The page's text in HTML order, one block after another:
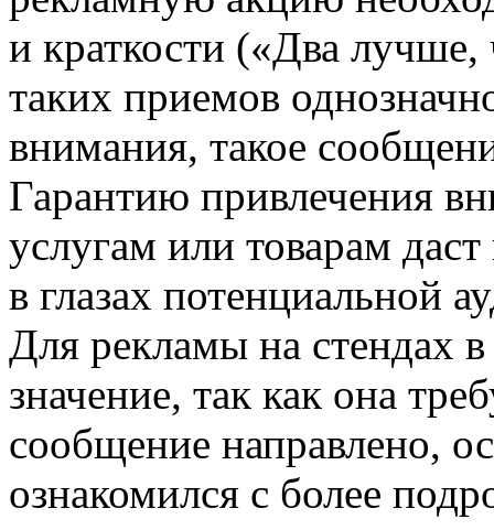
и краткости («Два
таких приемов
внимания, такое
Гарантию привлечения
услугам или товарам
в глазах потенциальной
Для рекламы на стендах
значение, так как она
сообщение направлено,
ознакомился с более